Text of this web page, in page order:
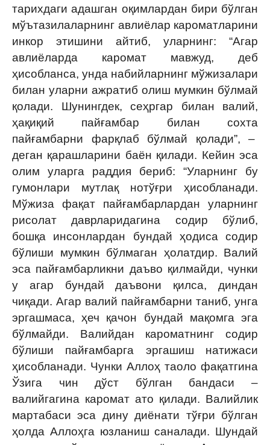
тарихдаги адашган оқимлардан бири бўлган
мўътазилаларнинг авлиёлар кароматларини
инкор этишини айтиб, уларнинг: “Агар
авлиёларда каромат мавжуд, деб
ҳисобланса, унда набийларнинг мўжизалари
билан уларни ажратиб олиш мумкин бўлмай
қолади. Шунингдек, сеҳргар билан валий,
ҳақиқий пайғамбар билан сохта
пайғамбарни фарқлаб бўлмай қолади”, –
деган қарашларини баён қилади. Кейин эса
олим уларга раддия бериб: “Уларнинг бу
гумонлари мутлақ нотўғри ҳисобланади.
Мўжиза фақат пайғамбарлардан уларнинг
рисолат даврларидагина содир бўлиб,
бошқа инсонлардан бундай ҳодиса содир
бўлиши мумкин бўлмаган ҳолатдир. Валий
эса пайғамбарликни даъво қилмайди, чунки
у агар бундай даъвони қилса, диндан
чиқади. Агар валий пайғамбарни таниб, унга
эргашмаса, ҳеч қачон бундай мақомга эга
бўлмайди. Валийдан кароматнинг содир
бўлиши пайғамбарга эргашиш натижаси
ҳисобланади. Чунки Аллоҳ таоло фақатгина
Ўзига чин дўст бўлган бандаси –
валийгагина каромат ато қилади. Валийлик
мартабаси эса дину диёнати тўғри бўлган
ҳолда Аллоҳга юзланиш саналади. Шундай